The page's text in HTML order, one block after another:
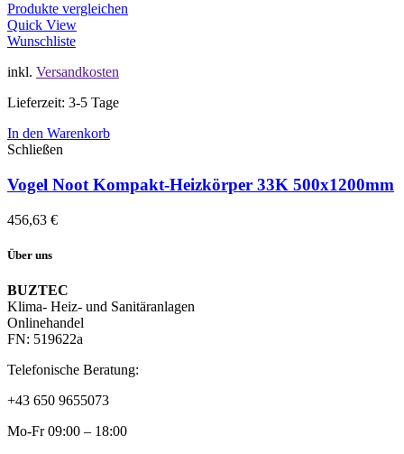
Produkte vergleichen
Quick View
Wunschliste
inkl. Versandkosten
Lieferzeit: 3-5 Tage
In den Warenkorb
Schließen
Vogel Noot Kompakt-Heizkörper 33K 500x1200mm
456,63 €
Über uns
BUZTEC
Klima- Heiz- und Sanitäranlagen
Onlinehandel
FN: 519622a
Telefonische Beratung:
+43 650 9655073
Mo-Fr 09:00 – 18:00